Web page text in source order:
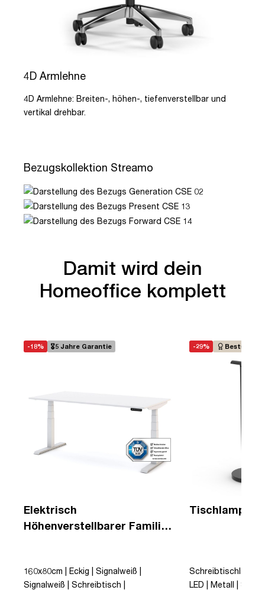
4D Armlehne
4D Armlehne: Breiten-, höhen-, tiefenverstellbar und
vertikal drehbar.
Bezugskollektion Streamo
Damit wird dein
Homeoffice komplett
-18% 🎖️5 Jahre Garantie
Elektrisch
Höhenverstellbarer Familien
160x80cm | Eckig | Signalweiß |
Signalweiß | Schreibtisch |
-29% Bestseller
Tischlampe
Schreibtischlampe
LED | Metall |